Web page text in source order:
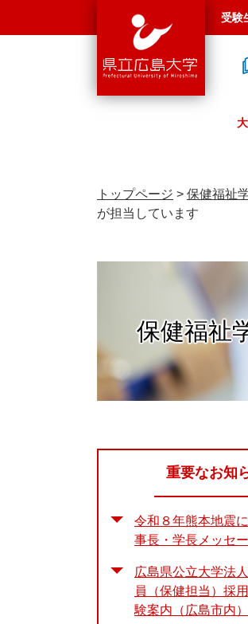
島
大
受験
トップページ > 保健福祉
が担当しています
保健福祉
重要なお知
令和８年熊本地震
事長・学長メッセー
広島県公立大学法
員（保健担当）採
験案内（広島市内）